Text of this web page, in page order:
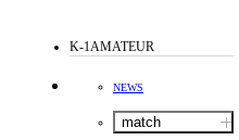
K-1AMATEUR
NEWS
match